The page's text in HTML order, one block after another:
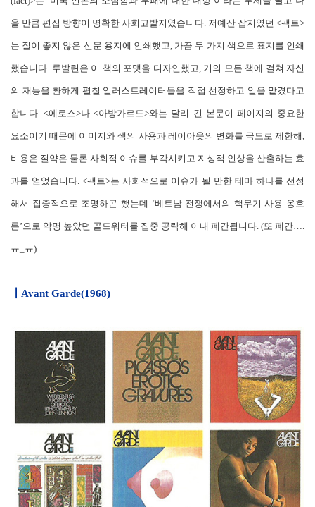
올 만큼 편집 방향이 명확한 사회고발지였습니다. 저예산 잡지였던 <팩트>
는 질이 좋지 않은 신문 용지에 인쇄했고, 가끔 두 가지 색으로 표지를 인쇄
했습니다. 루발린은 이 책의 포맷을 디자인했고, 거의 모든 책에 걸쳐 자신
의 재능을 환하게 펼칠 일러스트레이터들을 직접 선정하고 일을 맡겼다고
합니다. <에로스>나 <아방가르드>와는 달리 긴 본문이 페이지의 중요한
요소이기 때문에 이미지와 색의 사용과 레이아웃의 변화를 극도로 제한해,
비용은 절약은 물론 사회적 이슈를 부각시키고 지성적 인상을 산출하는 효
과를 얻었습니다. <팩트>는 사회적으로 이슈가 될 만한 테마 하나를 선정
해서 집중적으로 조명하곤 했는데 ‘베트남 전쟁에서의 핵무기 사용 옹호
론’으로 악명 높았던 골드워터를 집중 공략해 이내 폐간됩니다. (또 폐간….
ㅠ_ㅠ)
Avant Garde(1968)